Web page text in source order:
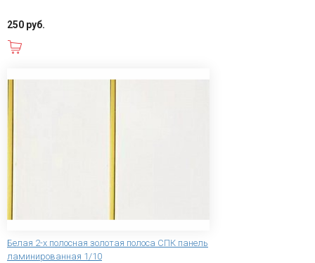
250 руб.
Белая 2-х полосная золотая полоса СПК панель
ламинированная 1/10